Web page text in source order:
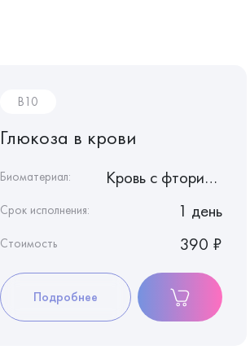
B10
Глюкоза в крови
Биоматериал: Кровь с фторидом натрия
Срок исполнения: 1 день
Стоимость 390 ₽
Подробнее